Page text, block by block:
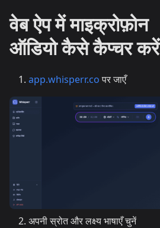
वेब ऐप में माइक्रोफ़ोन
ऑडियो कैसे कैप्चर करें
app.whisperr.coपर जाएँ
अपनी स्रोत और लक्ष्य भाषाएँ चुनें